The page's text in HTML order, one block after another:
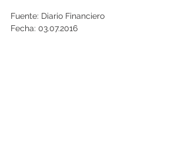
Fuente: Diario Financiero
Fecha: 03.07.2016